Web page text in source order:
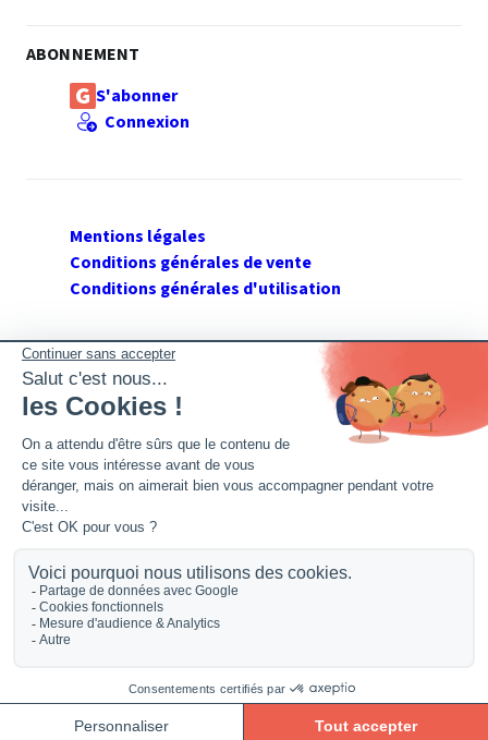
ABONNEMENT
S'abonner
Connexion
Mentions légales
Conditions générales de vente
Conditions générales d'utilisation
SUIVEZ GERANT DE SARL
Twitter
Facebook
Montpellier. Siret : 394 264 709 00020. R.C.S. Montpellier.